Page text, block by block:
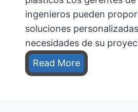
u
m
á
t
i
c
ingenieros pueden
soluciones
necesidades de su
Read MoreE
q